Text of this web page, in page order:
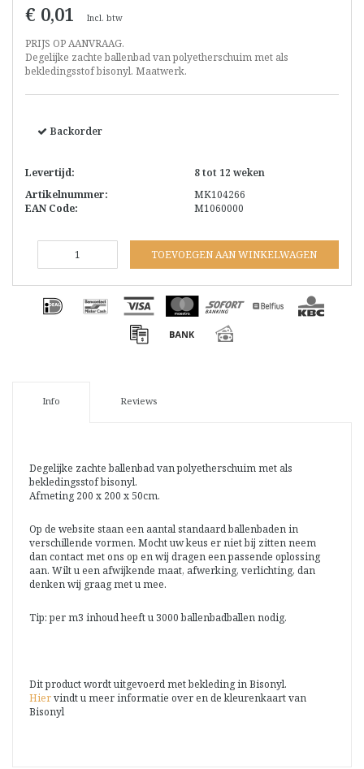
€ 0,01 Incl. btw
PRIJS OP AANVRAAG.
Degelijke zachte ballenbad van polyetherschuim met als
bekledingsstof bisonyl. Maatwerk.
Backorder
Levertijd:
8 tot 12 weken
Artikelnummer:
MK104266
EAN Code:
M1060000
TOEVOEGEN AAN WINKELWAGEN
Info Reviews
Degelijke zachte ballenbad van polyetherschuim met als
bekledingsstof bisonyl.
Afmeting 200 x 200 x 50cm.
Op de website staan een aantal standaard ballenbaden in
verschillende vormen. Mocht uw keus er niet bij zitten neem
dan contact met ons op en wij dragen een passende oplossing
aan. Wilt u een afwijkende maat, afwerking, verlichting, dan
denken wij graag met u mee.
Tip: per m3 inhoud heeft u 3000 ballenbadballen nodig.
Dit product wordt uitgevoerd met bekleding in Bisonyl.
Hiervindt u meer informatie over en de kleurenkaart van
Bisonyl